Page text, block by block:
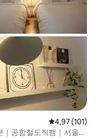
Средна
4,97 (101)
｜공항철도직행｜서울